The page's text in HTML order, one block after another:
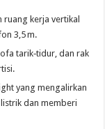
kerja vertikal
3,5 m.
tarik‑tidur, dan rak
yang mengalirkan
dan memberi